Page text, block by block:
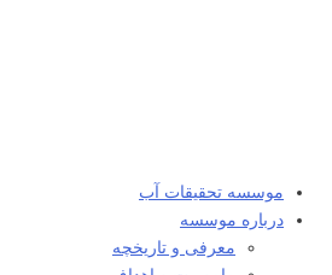
موسسه تحقیقات آب
درباره موسسه
معرفی و تاریخچه